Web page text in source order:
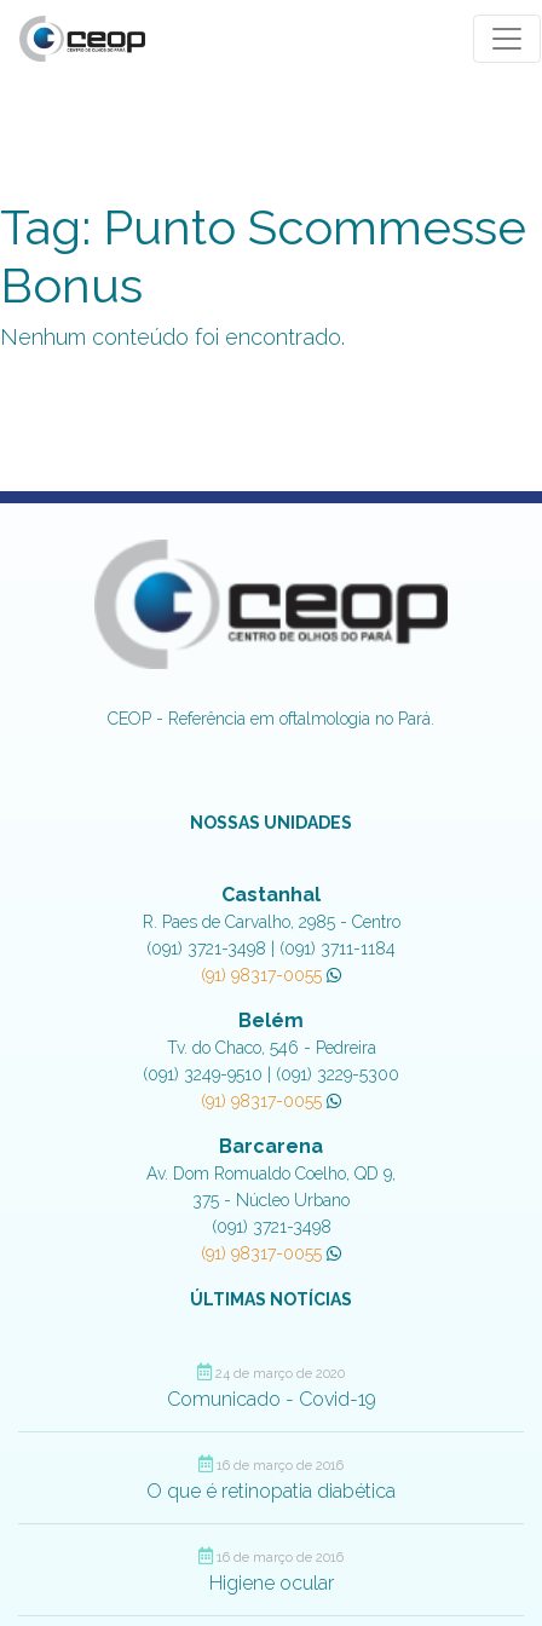
Tag: Punto Scommesse
Bonus
Nenhum conteúdo foi encontrado.
CEOP - Referência em oftalmologia no Pará.
NOSSAS UNIDADES
Castanhal
R. Paes de Carvalho, 2985 - Centro
(091) 3721-3498 | (091) 3711-1184
(91) 98317-0055
Belém
Tv. do Chaco, 546 - Pedreira
(091) 3249-9510 | (091) 3229-5300
(91) 98317-0055
Barcarena
Av. Dom Romualdo Coelho, QD 9,
375 - Núcleo Urbano
(091) 3721-3498
(91) 98317-0055
ÚLTIMAS NOTÍCIAS
24 de março de 2020
Comunicado - Covid-19
16 de março de 2016
O que é retinopatia diabética
16 de março de 2016
Higiene ocular